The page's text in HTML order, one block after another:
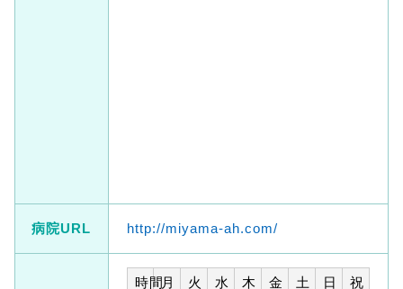
病院URL http://miyama-ah.com/
時間月 火 水 木 金 土 日 祝